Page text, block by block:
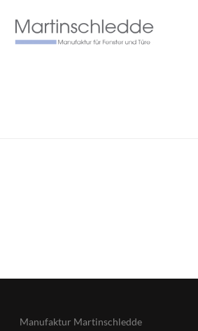
Manufaktur Martinschledde